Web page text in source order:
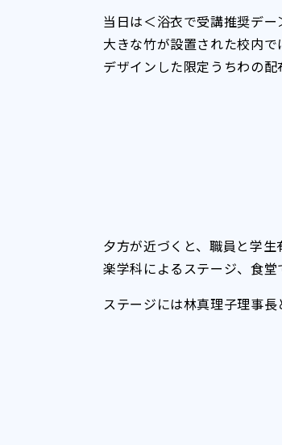
当日は＜浴衣で受講推奨デ
大きな竹が設置された校内
デザインした限定うちわの配
夕方が近づくと、職員と学
楽学科によるステージ、食堂
ステージには林真理子理事